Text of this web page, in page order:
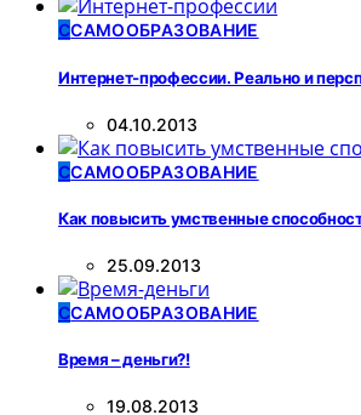
ССАМООБРАЗОВАНИЕ
Интернет-профессии. Реально и
04.10.2013
ССАМООБРАЗОВАНИЕ
Как повысить умственные
25.09.2013
ССАМООБРАЗОВАНИЕ
Время – деньги?!
19.08.2013